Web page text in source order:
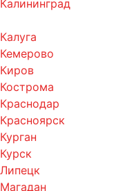
Калининград
Калуга
Кемерово
Киров
Кострома
Краснодар
Красноярск
Курган
Курск
Липецк
Магадан